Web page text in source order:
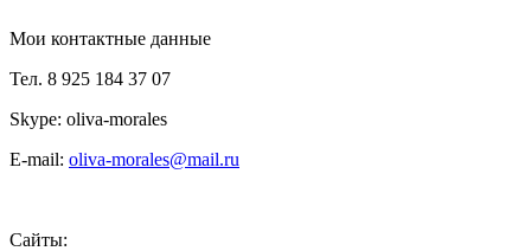
Мои контактные данные
Тел. 8 925 184 37 07
Skype: oliva-morales
E-mail: oliva-morales@mail.ru
Сайты: